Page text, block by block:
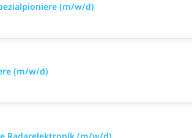
(m/w/d)
(m/w/d)